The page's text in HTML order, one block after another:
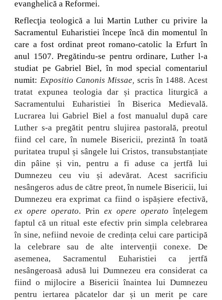
evanghelică a Reformei.
Reflecţia teologică a lui Martin Luther cu privire la
Sacramentul Euharistiei începe încă din momentul în
care a fost ordinat preot romano-catolic la Erfurt în
anul 1507. Pregătindu-se pentru ordinare, Luther l-a
studiat pe Gabriel Biel, în mod special comentariul
numit: Expositio Canonis Missae, scris în 1488. Acest
tratat expunea teologia dar și practica liturgică a
Sacramentului Euharistiei în Biserica Medievală.
Lucrarea lui Gabriel Biel a fost manualul după care
Luther s-a pregătit pentru slujirea pastorală, preotul
fiind cel care, în numele Bisericii, prezintă în toată
puritatea trupul și sângele lui Cristos, transubstanțiate
din pâine și vin, pentru a fi aduse ca jertfă lui
Dumnezeu ceu viu și adevărat. Acest sacrificiu
nesângeros adus de către preot, în numele Bisericii, lui
Dumnezeu era exprimat ca fiind o ispășiere efectivă,
ex opere operato. Prin ex opere operatoînțelegem
faptul că un ritual este efectiv prin simpla celebrarea
în sine, nefiind nevoie de credința celui care participă
la celebrare sau de alte intervenții conexe. De
asemenea, Sacramentul Euharistiei ca jertfă
nesângeroasă adusă lui Dumnezeu era considerat ca
fiind o mijlocire a Bisericii înaintea lui Dumnezeu
pentru iertarea păcatelor dar și un merit pe care